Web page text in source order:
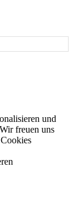
und
freuen uns